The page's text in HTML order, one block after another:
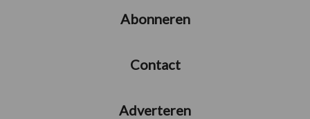
Abonneren
Contact
Adverteren